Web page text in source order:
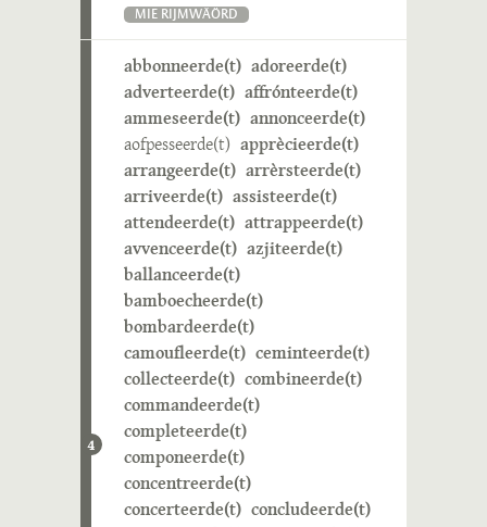
MIE RIJMWÄÖRD
4
abbonneerde(t) adoreerde(t)
adverteerde(t) affrónteerde(t)
ammeseerde(t) annonceerde(t)
aofpesseerde(t) apprècieerde(t)
arrangeerde(t) arrèrsteerde(t)
arriveerde(t) assisteerde(t)
attendeerde(t) attrappeerde(t)
avvenceerde(t) azjiteerde(t)
ballanceerde(t)
bamboecheerde(t)
bombardeerde(t)
camoufleerde(t) ceminteerde(t)
collecteerde(t) combineerde(t)
commandeerde(t)
completeerde(t)
componeerde(t)
concentreerde(t)
concerteerde(t) concludeerde(t)